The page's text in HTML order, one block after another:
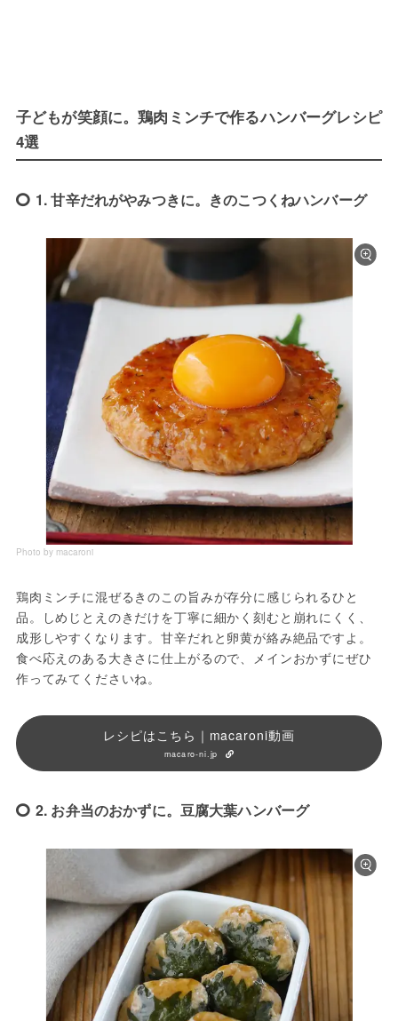
子どもが笑顔に。鶏肉ミンチで作るハンバーグレシピ
4選
1. 甘辛だれがやみつきに。きのこつくねハンバーグ
Photo by macaroni
鶏肉ミンチに混ぜるきのこの旨みが存分に感じられるひと
品。しめじとえのきだけを丁寧に細かく刻むと崩れにくく、
成形しやすくなります。甘辛だれと卵黄が絡み絶品ですよ。
食べ応えのある大きさに仕上がるので、メインおかずにぜひ
作ってみてくださいね。
レシピはこちら｜macaroni動画
macaro-ni.jp
2. お弁当のおかずに。豆腐大葉ハンバーグ